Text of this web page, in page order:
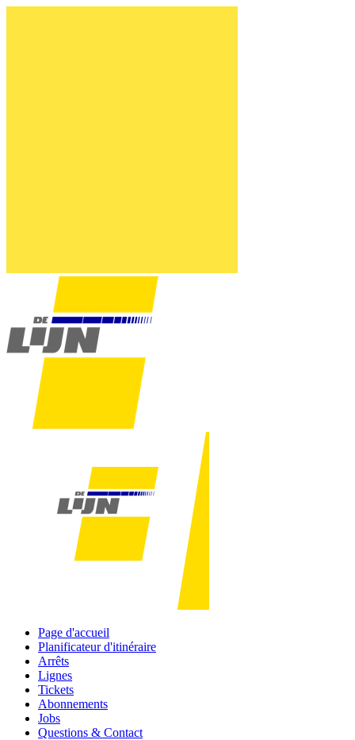
Page d'accueil
Planificateur d'itinéraire
Arrêts
Lignes
Tickets
Abonnements
Jobs
Questions & Contact